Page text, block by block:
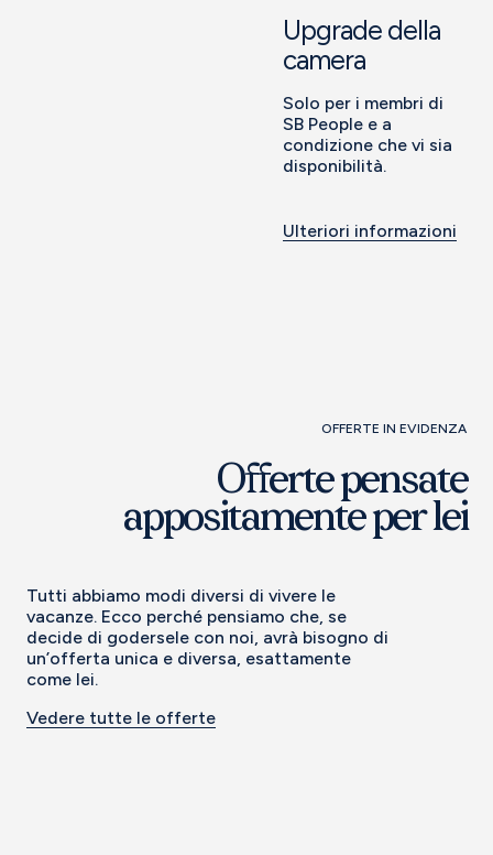
Upgrade della
camera
Solo per i membri di
SB People e a
condizione che vi sia
disponibilità.
Ulteriori informazioni
OFFERTE IN EVIDENZA
Offerte pensate
appositamente per lei
Tutti abbiamo modi diversi di vivere le
vacanze. Ecco perché pensiamo che, se
decide di godersele con noi, avrà bisogno di
un’offerta unica e diversa, esattamente
come lei.
Vedere tutte le offerte